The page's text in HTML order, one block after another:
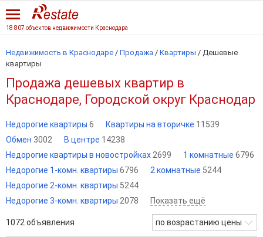
18 807 объектов недвижимости Краснодара
Недвижимость в Краснодаре / Продажа / Квартиры / Дешевые
квартиры
Продажа дешевых квартир в
Краснодаре, Городской округ Краснодар
Недорогие квартиры 6 Квартиры на вторичке 11539
Обмен 3002 В центре 14238
Недорогие квартиры в новостройках 2699 1 комнатные 6796
Недорогие 1-комн. квартиры 6796 2 комнатные 5244
Недорогие 2-комн. квартиры 5244
Недорогие 3-комн. квартиры 2078 Показать ещё
1072 объявления по возрастанию цены